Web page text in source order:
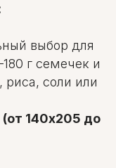
выбор для
г семечек и
риса, соли или
140х205 до